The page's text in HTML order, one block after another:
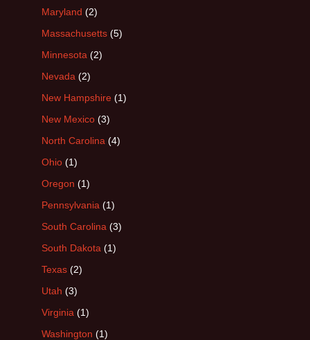
Maryland (2)
Massachusetts (5)
Minnesota (2)
Nevada (2)
New Hampshire (1)
New Mexico (3)
North Carolina (4)
Ohio (1)
Oregon (1)
Pennsylvania (1)
South Carolina (3)
South Dakota (1)
Texas (2)
Utah (3)
Virginia (1)
Washington (1)